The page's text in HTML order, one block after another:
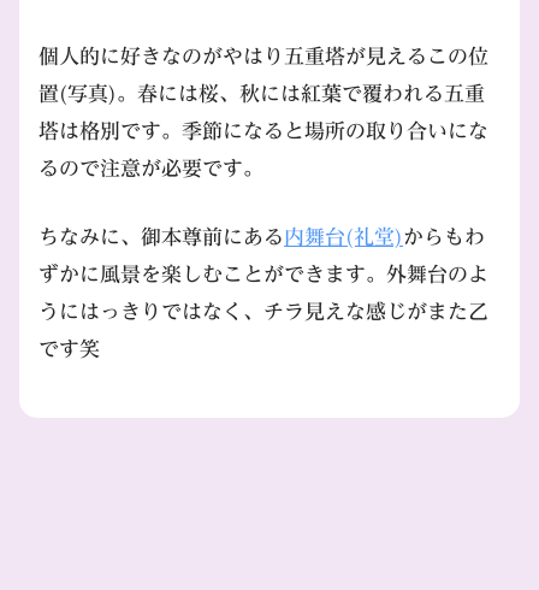
個人的に好きなのがやはり五重塔が見えるこの位
置(写真)。春には桜、秋には紅葉で覆われる五重
塔は格別です。季節になると場所の取り合いにな
るので注意が必要です。
ちなみに、御本尊前にある内舞台(礼堂)からもわ
ずかに風景を楽しむことができます。外舞台のよ
うにはっきりではなく、チラ見えな感じがまた乙
です笑